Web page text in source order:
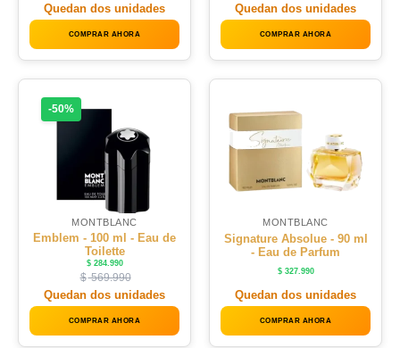
Quedan dos unidades
COMPRAR AHORA
Quedan dos unidades
COMPRAR AHORA
-50%
MONTBLANC
Emblem - 100 ml - Eau de
Toilette
$284.990
$569.990
Quedan dos unidades
COMPRAR AHORA
MONTBLANC
Signature Absolue - 90 ml
- Eau de Parfum
$327.990
Quedan dos unidades
COMPRAR AHORA